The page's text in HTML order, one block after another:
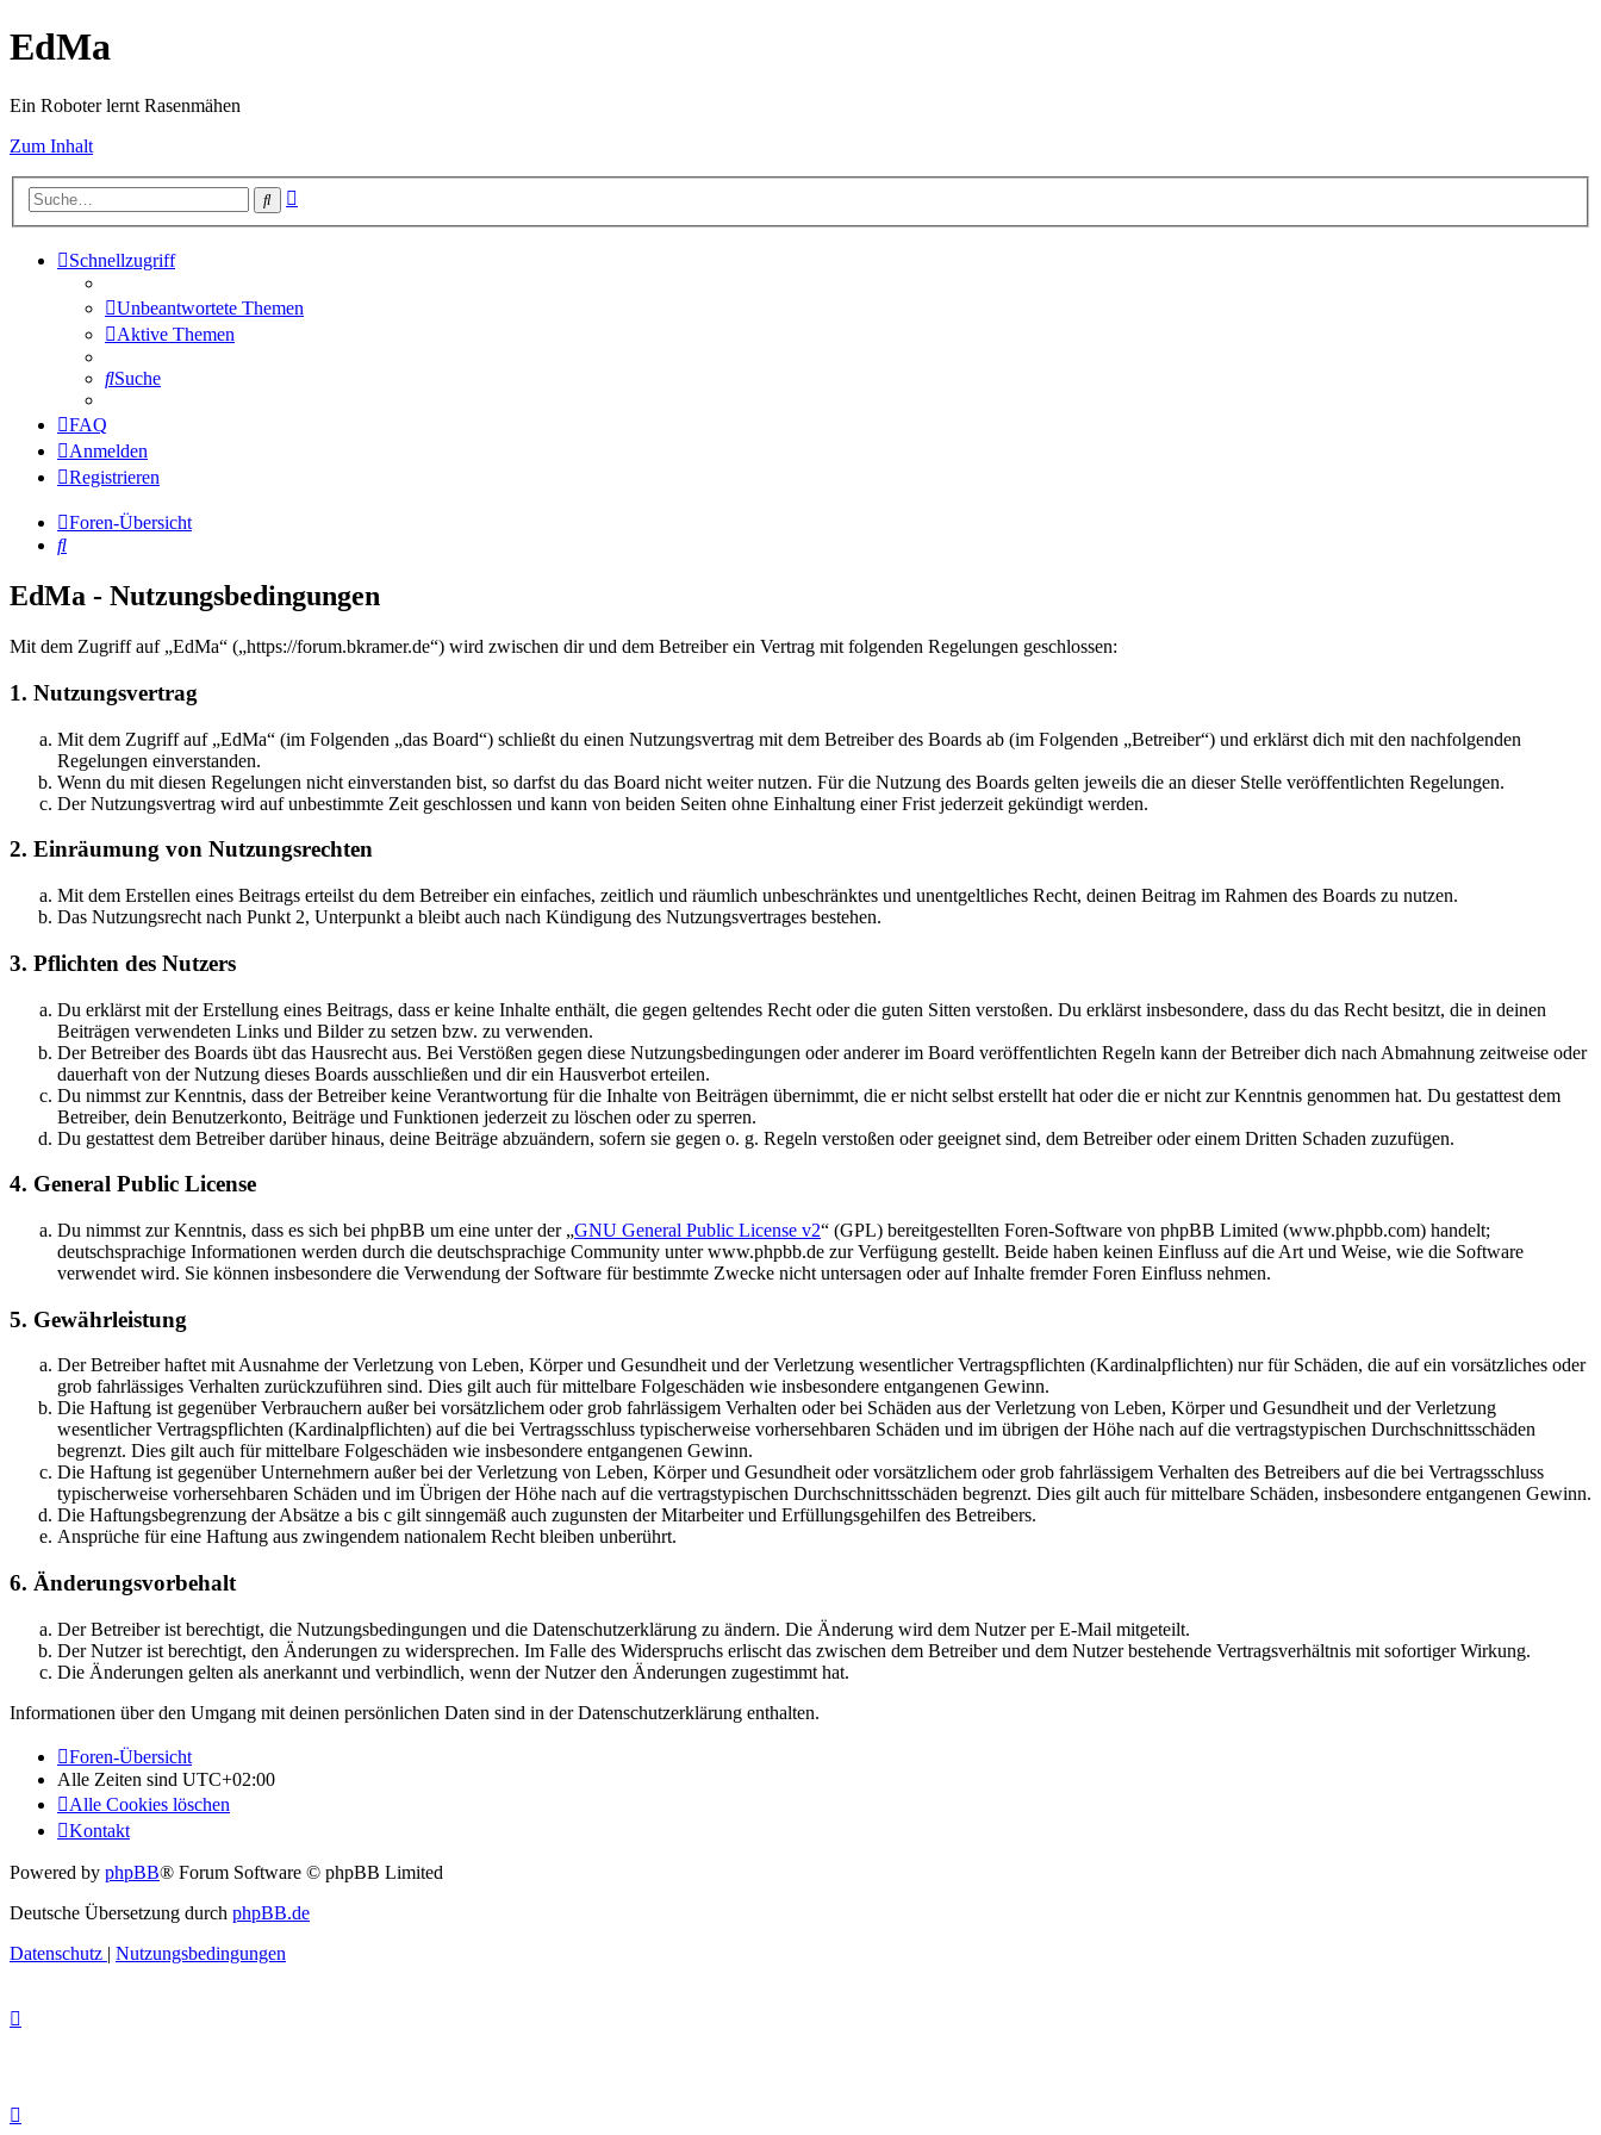
EdMa
Ein Roboter lernt Rasenmähen
Zum Inhalt
Suche
Schnellzugriff
Unbeantwortete Themen
Aktive Themen
Suche
FAQ
Anmelden
Registrieren
Foren-Übersicht
Suche
EdMa - Nutzungsbedingungen
Mit dem Zugriff auf „EdMa“ („https://forum.bkramer.de“) wird zwischen dir und dem Betreiber ein Vertrag mit folgenden Regelungen geschlossen:
1. Nutzungsvertrag
Mit dem Zugriff auf „EdMa“ (im Folgenden „das Board“) schließt du einen Nutzungsvertrag mit dem Betreiber des Boards ab (im Folgenden „Betreiber“) und erklärst dich mit den nachfolgenden
Regelungen einverstanden.
Wenn du mit diesen Regelungen nicht einverstanden bist, so darfst du das Board nicht weiter nutzen. Für die Nutzung des Boards gelten jeweils die an dieser Stelle veröffentlichten Regelungen.
Der Nutzungsvertrag wird auf unbestimmte Zeit geschlossen und kann von beiden Seiten ohne Einhaltung einer Frist jederzeit gekündigt werden.
2. Einräumung von Nutzungsrechten
Mit dem Erstellen eines Beitrags erteilst du dem Betreiber ein einfaches, zeitlich und räumlich unbeschränktes und unentgeltliches Recht, deinen Beitrag im Rahmen des Boards zu nutzen.
Das Nutzungsrecht nach Punkt 2, Unterpunkt a bleibt auch nach Kündigung des Nutzungsvertrages bestehen.
3. Pflichten des Nutzers
Du erklärst mit der Erstellung eines Beitrags, dass er keine Inhalte enthält, die gegen geltendes Recht oder die guten Sitten verstoßen. Du erklärst insbesondere, dass du das Recht besitzt, die in deinen
Beiträgen verwendeten Links und Bilder zu setzen bzw. zu verwenden.
Der Betreiber des Boards übt das Hausrecht aus. Bei Verstößen gegen diese Nutzungsbedingungen oder anderer im Board veröffentlichten Regeln kann der Betreiber dich nach Abmahnung zeitweise oder
dauerhaft von der Nutzung dieses Boards ausschließen und dir ein Hausverbot erteilen.
Du nimmst zur Kenntnis, dass der Betreiber keine Verantwortung für die Inhalte von Beiträgen übernimmt, die er nicht selbst erstellt hat oder die er nicht zur Kenntnis genommen hat. Du gestattest dem
Betreiber, dein Benutzerkonto, Beiträge und Funktionen jederzeit zu löschen oder zu sperren.
Du gestattest dem Betreiber darüber hinaus, deine Beiträge abzuändern, sofern sie gegen o. g. Regeln verstoßen oder geeignet sind, dem Betreiber oder einem Dritten Schaden zuzufügen.
4. General Public License
Du nimmst zur Kenntnis, dass es sich bei phpBB um eine unter der „GNU General Public License v2“ (GPL) bereitgestellten Foren-Software von phpBB Limited (www.phpbb.com) handelt;
deutschsprachige Informationen werden durch die deutschsprachige Community unter www.phpbb.de zur Verfügung gestellt. Beide haben keinen Einfluss auf die Art und Weise, wie die Software
verwendet wird. Sie können insbesondere die Verwendung der Software für bestimmte Zwecke nicht untersagen oder auf Inhalte fremder Foren Einfluss nehmen.
5. Gewährleistung
Der Betreiber haftet mit Ausnahme der Verletzung von Leben, Körper und Gesundheit und der Verletzung wesentlicher Vertragspflichten (Kardinalpflichten) nur für Schäden, die auf ein vorsätzliches oder
grob fahrlässiges Verhalten zurückzuführen sind. Dies gilt auch für mittelbare Folgeschäden wie insbesondere entgangenen Gewinn.
Die Haftung ist gegenüber Verbrauchern außer bei vorsätzlichem oder grob fahrlässigem Verhalten oder bei Schäden aus der Verletzung von Leben, Körper und Gesundheit und der Verletzung
wesentlicher Vertragspflichten (Kardinalpflichten) auf die bei Vertragsschluss typischerweise vorhersehbaren Schäden und im übrigen der Höhe nach auf die vertragstypischen Durchschnittsschäden
begrenzt. Dies gilt auch für mittelbare Folgeschäden wie insbesondere entgangenen Gewinn.
Die Haftung ist gegenüber Unternehmern außer bei der Verletzung von Leben, Körper und Gesundheit oder vorsätzlichem oder grob fahrlässigem Verhalten des Betreibers auf die bei Vertragsschluss
typischerweise vorhersehbaren Schäden und im Übrigen der Höhe nach auf die vertragstypischen Durchschnittsschäden begrenzt. Dies gilt auch für mittelbare Schäden, insbesondere entgangenen Gewinn.
Die Haftungsbegrenzung der Absätze a bis c gilt sinngemäß auch zugunsten der Mitarbeiter und Erfüllungsgehilfen des Betreibers.
Ansprüche für eine Haftung aus zwingendem nationalem Recht bleiben unberührt.
6. Änderungsvorbehalt
Der Betreiber ist berechtigt, die Nutzungsbedingungen und die Datenschutzerklärung zu ändern. Die Änderung wird dem Nutzer per E-Mail mitgeteilt.
Der Nutzer ist berechtigt, den Änderungen zu widersprechen. Im Falle des Widerspruchs erlischt das zwischen dem Betreiber und dem Nutzer bestehende Vertragsverhältnis mit sofortiger Wirkung.
Die Änderungen gelten als anerkannt und verbindlich, wenn der Nutzer den Änderungen zugestimmt hat.
Informationen über den Umgang mit deinen persönlichen Daten sind in der Datenschutzerklärung enthalten.
Foren-Übersicht
Alle Zeiten sind UTC+02:00
Alle Cookies löschen
Kontakt
Powered by phpBB® Forum Software © phpBB Limited
Deutsche Übersetzung durch phpBB.de
Datenschutz | Nutzungsbedingungen